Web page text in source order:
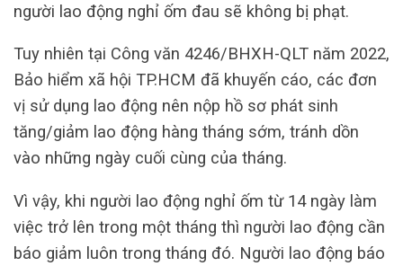
người lao động nghỉ ốm đau sẽ không bị phạt.
Tuy nhiên tại Công văn 4246/BHXH-QLT năm 2022,
Bảo hiểm xã hội TP.HCM đã khuyến cáo, các đơn
vị sử dụng lao động nên nộp hồ sơ phát sinh
tăng/giảm lao động hàng tháng sớm, tránh dồn
vào những ngày cuối cùng của tháng.
Vì vậy, khi người lao động nghỉ ốm từ 14 ngày làm
việc trở lên trong một tháng thì người lao động cần
báo giảm luôn trong tháng đó. Người lao động báo